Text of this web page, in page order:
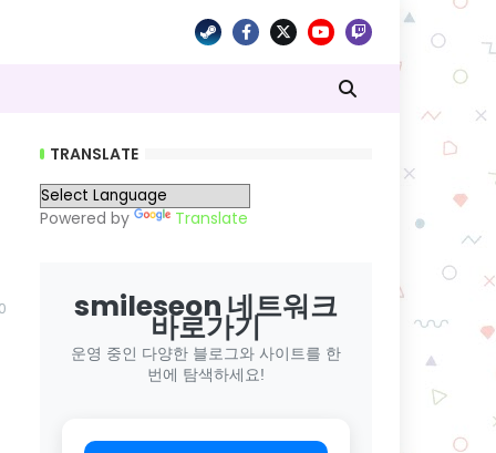
TRANSLATE
Powered by Translate
smileseon 네트워크
바로가기
운영 중인 다양한 블로그와 사이트를 한
번에 탐색하세요!